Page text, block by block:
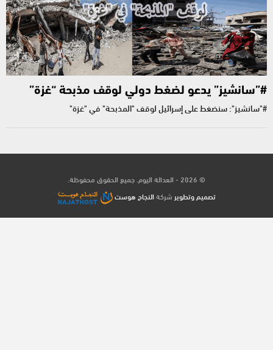
#”سانشيز” يدعو لضغط دولي لوقف مذبحة “غزة”
#"سانشيز": سنضغط على إسرائيل لوقف "المذبحة" في "غزة"
© 2026 - العدالة اليوم. جميع الحقوق محفوظة.
تصميم وتطوير شركةالنجاح هوست